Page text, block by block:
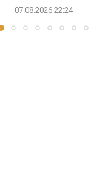
07.08.2026 22:24